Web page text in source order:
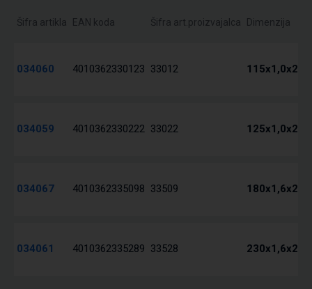
Šifra artikla EAN koda Šifra art.proizvajalca Dimenzija
034060 4010362330123 33012 115x1,0x22
034059 4010362330222 33022 125x1,0x22
034067 4010362335098 33509 180x1,6x22
034061 4010362335289 33528 230x1,6x22